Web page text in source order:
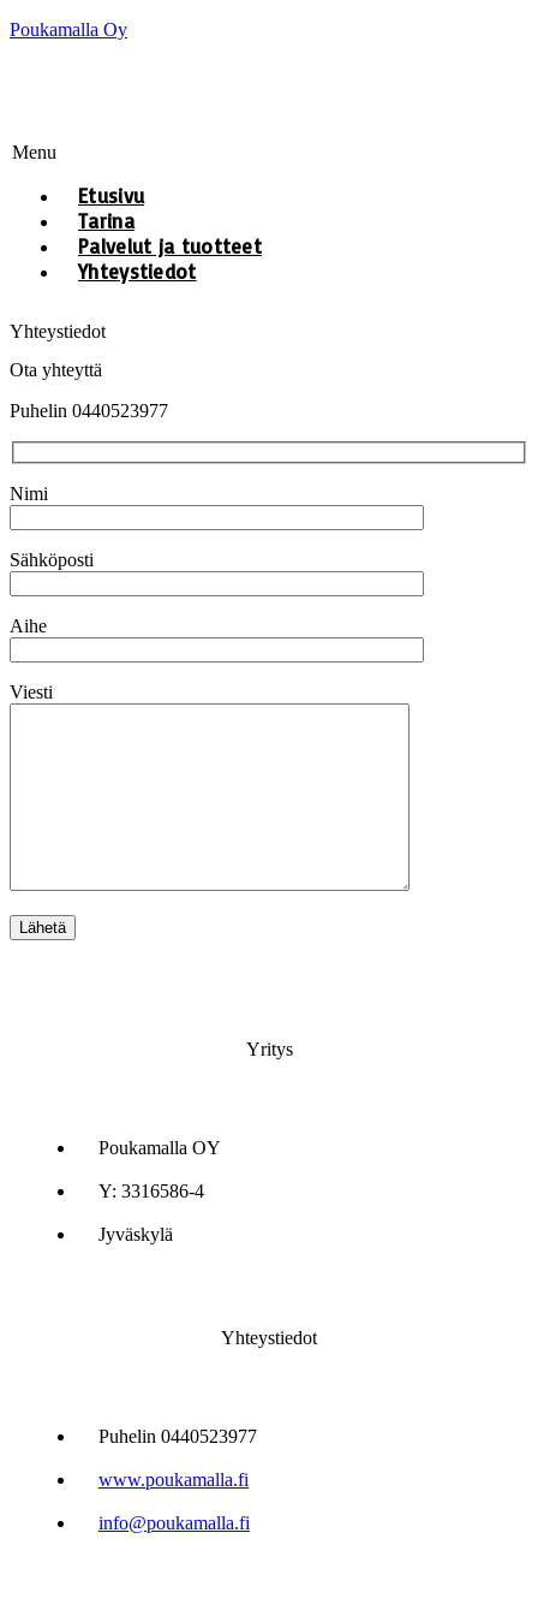
Poukamalla Oy
Menu
Etusivu
Tarina
Palvelut ja tuotteet
Yhteystiedot
Yhteystiedot
Ota yhteyttä
Puhelin 0440523977
Nimi
Sähköposti
Aihe
Viesti
Yritys
Poukamalla OY
Y: 3316586-4
Jyväskylä
Yhteystiedot
Puhelin 0440523977
www.poukamalla.fi
info@poukamalla.fi